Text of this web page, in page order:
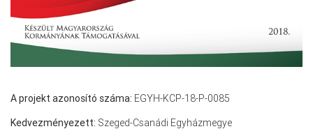
A projekt azonosító száma: EGYH-KCP-18-P-0085
Kedvezményezett: Szeged-Csanádi Egyházmegye